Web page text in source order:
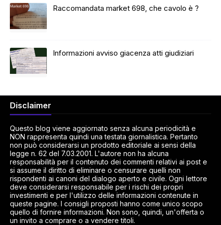
Raccomandata market 698, che cavolo è ?
Informazioni avviso giacenza atti giudiziari
Disclaimer
Questo blog viene aggiornato senza alcuna periodicità e
NON rappresenta quindi una testata giornalistica. Pertanto
non può considerarsi un prodotto editoriale ai sensi della
legge n. 62 del 7.03.2001. L'autore non ha alcuna
responsabilità per il contenuto dei commenti relativi ai post e
si assume il diritto di eliminare o censurare quelli non
rispondenti ai canoni del dialogo aperto e civile. Ogni lettore
deve considerarsi responsabile per i rischi dei propri
investimenti e per l'utilizzo delle informazioni contenute in
queste pagine. I consigli proposti hanno come unico scopo
quello di fornire informazioni. Non sono, quindi, un'offerta o
un invito a comprare o a vendere titoli.